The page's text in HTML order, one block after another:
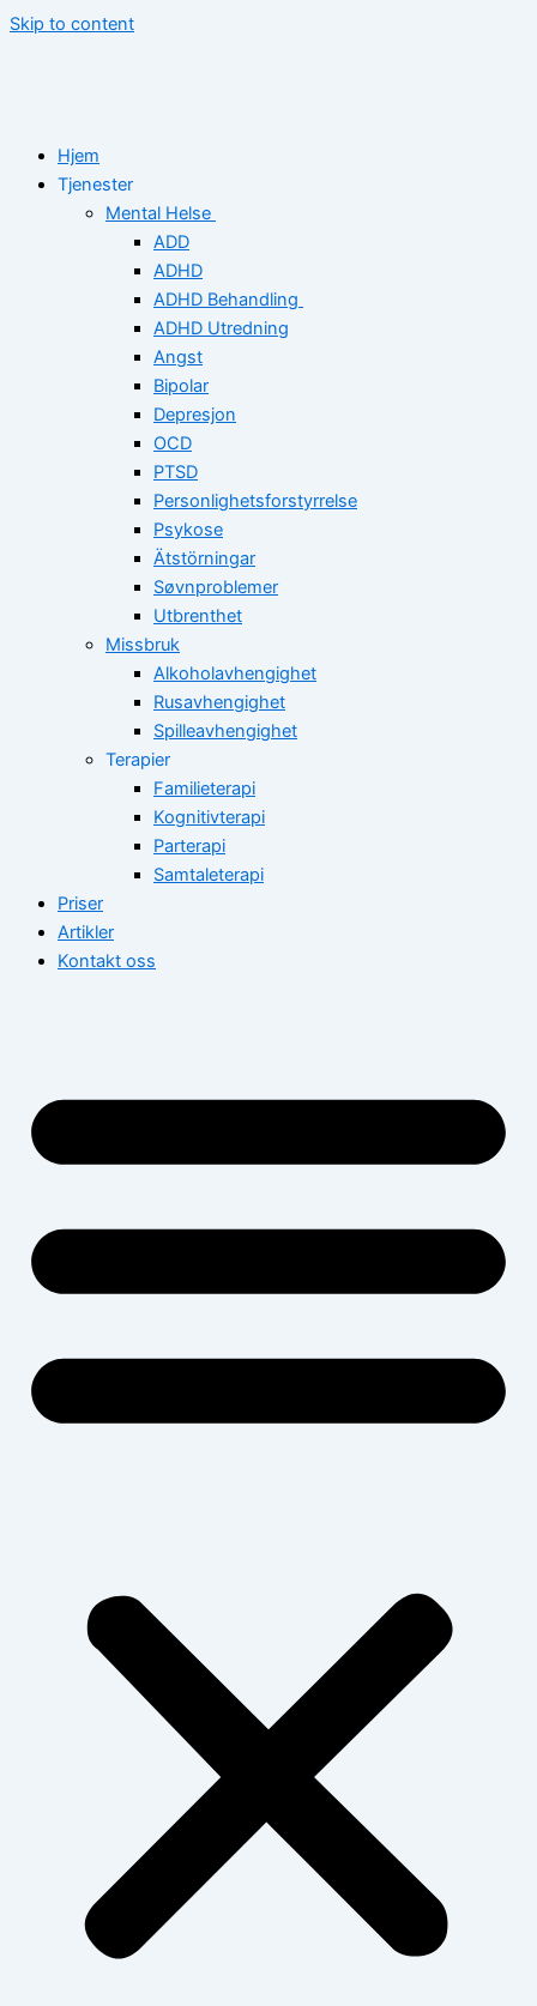
Skip to content
Hjem
Tjenester
Mental Helse
ADD
ADHD
ADHD Behandling
ADHD Utredning
Angst
Bipolar
Depresjon
OCD
PTSD
Personlighetsforstyrrelse
Psykose
Ätstörningar
Søvnproblemer
Utbrenthet
Missbruk
Alkoholavhengighet
Rusavhengighet
Spilleavhengighet
Terapier
Familieterapi
Kognitivterapi
Parterapi
Samtaleterapi
Priser
Artikler
Kontakt oss